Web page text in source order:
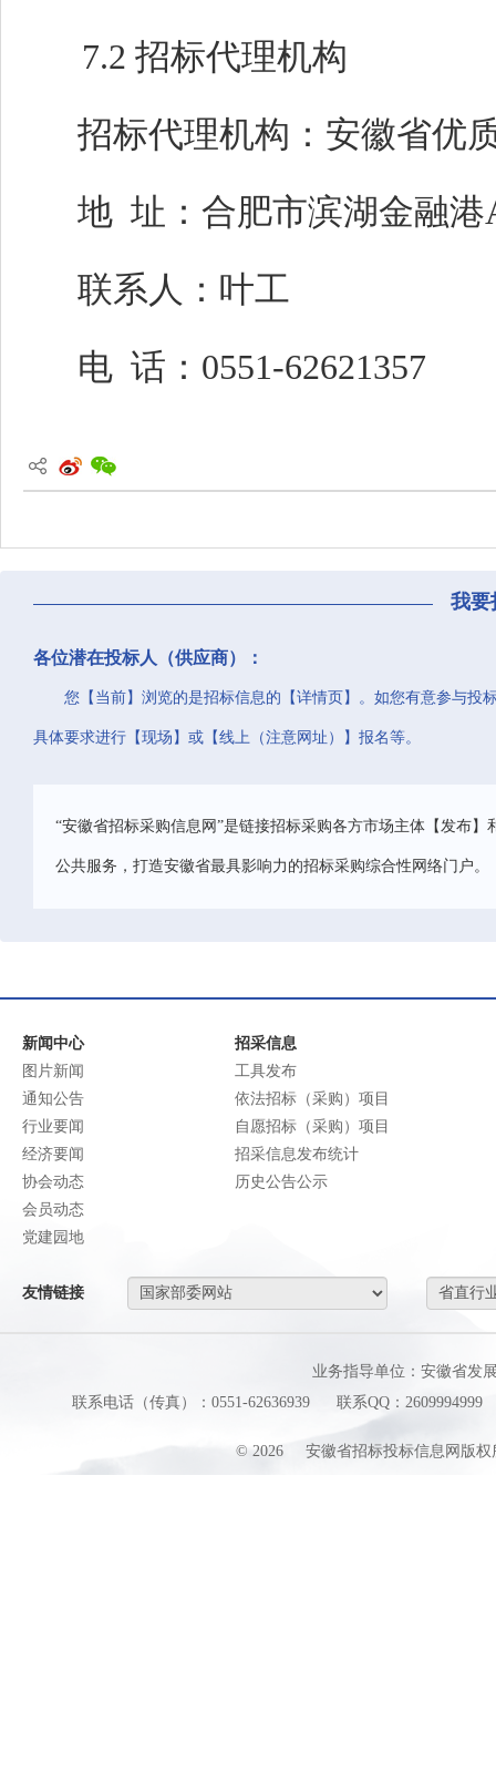
7.2 招标代理机构
招标代理机构：安徽省优
地 址：合肥市滨湖金融港
联系人：叶工
电 话： 0551-62621357
我要
各位潜在投标人（供应商）：
您【当前】浏览的是招标信息的【详情页】。如您有意参与投
具体要求进行【现场】或【线上（注意网址）】报名等。
“安徽省招标采购信息网”是链接招标采购各方市场主体【发布
公共服务，打造安徽省最具影响力的招标采购综合性网络门户。
新闻中心
图片新闻
通知公告
行业要闻
经济要闻
协会动态
会员动态
党建园地
招采信息
工具发布
依法招标（采购）项目
自愿招标（采购）项目
招采信息发布统计
历史公告公示
友情链接
业务指导单位：安徽省发
联系电话（传真）：0551-62636939
联系QQ：2609994999
© 2026 安徽省招标投标信息网版